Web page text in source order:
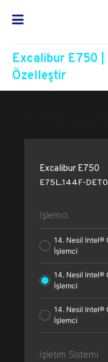
Excalibur E750
Özelleştir
Excalibur E750
E75L.144F-
İşlemci
14. Nesil Intel®
İşlemci
14. Nesil Intel®
İşlemci
14. Nesil Intel®
İşlemci
İşletim Sistemi